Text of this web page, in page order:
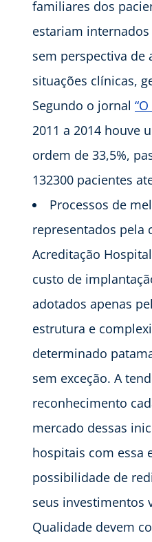
familiares dos
estariam
sem perspectiva de
situações clínicas,
Segundo o jornal
2011 a 2014 houve
ordem de 33,5%,
132300 pacientes
Processos de
representados pela
Acreditação
custo de
adotados apenas
estrutura e
determinado
sem exceção. A
reconhecimento
mercado dessas
hospitais com essa
possibilidade de
seus investimentos
Qualidade devem